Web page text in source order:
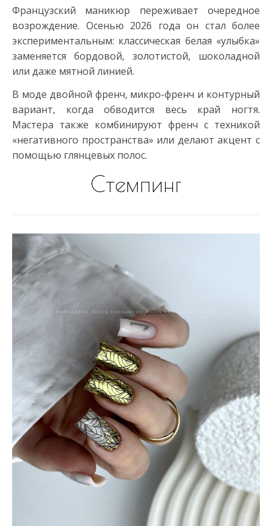
Французский маникюр переживает очередное
возрождение. Осенью 2026 года он стал более
экспериментальным: классическая белая «улыбка»
заменяется бордовой, золотистой, шоколадной
или даже мятной линией.
В моде двойной френч, микро-френч и контурный
вариант, когда обводится весь край ногтя.
Мастера также комбинируют френч с техникой
«негативного пространства» или делают акцент с
помощью глянцевых полос.
Стемпинг